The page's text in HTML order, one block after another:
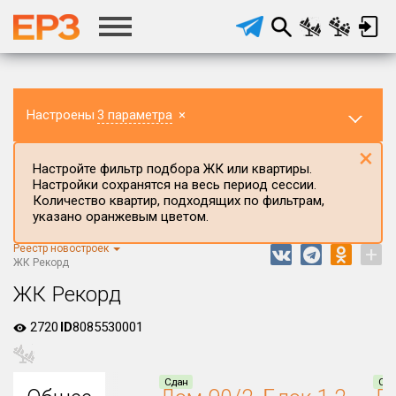
Настроены 3 параметра ×
Регион ЖК
Район в регионе
Все
Населённый пункт
Настройте фильтр подбора ЖК или квартиры.
Настройки сохранятся на весь период сессии.
Количество квартир, подходящих по фильтрам,
указано оранжевым цветом.
×
Реестр новостроек
ЖК Рекорд
+
ЖК Рекорд
2720 ID8085530001
Сдан